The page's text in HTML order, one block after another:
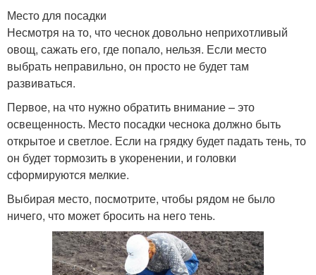
Место для посадки
Несмотря на то, что чеснок довольно неприхотливый
овощ, сажать его, где попало, нельзя. Если место
выбрать неправильно, он просто не будет там
развиваться.
Первое, на что нужно обратить внимание – это
освещенность. Место посадки чеснока должно быть
открытое и светлое. Если на грядку будет падать тень, то
он будет тормозить в укоренении, и головки
сформируются мелкие.
Выбирая место, посмотрите, чтобы рядом не было
ничего, что может бросить на него тень.